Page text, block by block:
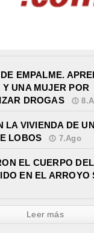
EMPALME.
UNA MUJER POR
DROGAS
LA VIVIENDA DE
LOBOS
7.Ago
EL CUERPO
EN EL ARROYO
Leer más